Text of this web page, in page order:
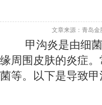
文章来源：青岛
甲沟炎是由细菌
缘周围皮肤的炎症
菌等。以下是导致甲